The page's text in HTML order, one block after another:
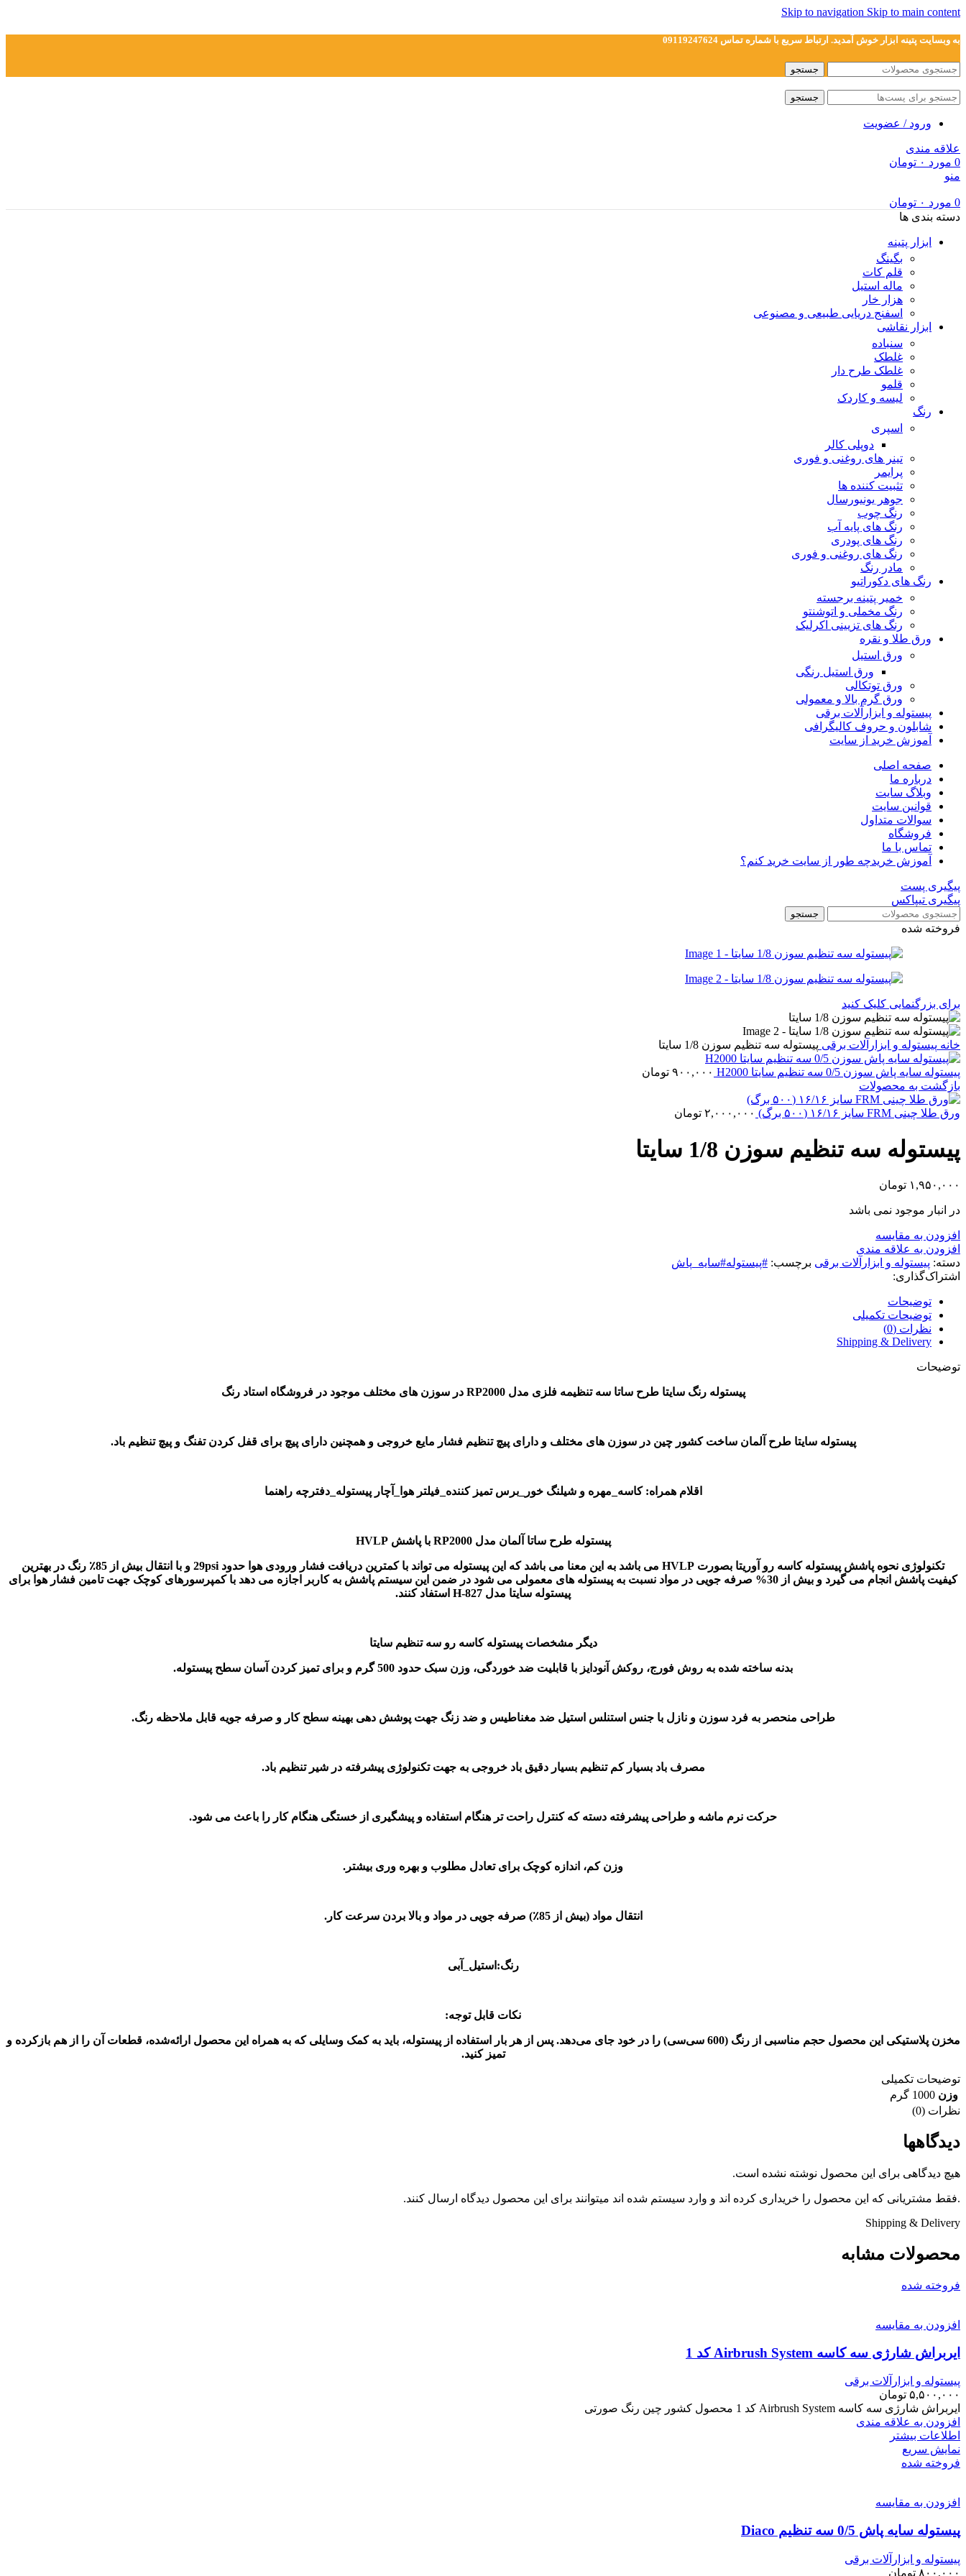
Skip to navigation Skip to main content
به وبسایت پتینه ابزار خوش آمدید. ارتباط سریع با شماره تماس 09119247624
جستجو
جستجو
ورود / عضویت
علاقه مندی
0 مورد ۰ تومان
منو
0 مورد ۰ تومان
دسته بندی ها
ابزار پتینه
بگینگ
قلم کات
ماله استیل
هزار خار
اسفنج دریایی طبیعی و مصنوعی
ابزار نقاشی
سنباده
غلطک
غلطک طرح دار
قلمو
لیسه و کاردک
رنگ
اسپری
دوپلی کالر
تینر های روغنی و فوری
پرایمر
تثبیت کننده ها
جوهر یونیورسال
رنگ چوب
رنگ‌ های پایه آب
رنگ های پودری
رنگ‌ های روغنی و فوری
مادر رنگ
رنگ های دکوراتیو
خمیر پتینه برجسته
رنگ مخملی و اتوشنتو
رنگ های تزیینی اکرلیک
ورق طلا و نقره
ورق استیل
ورق استیل رنگی
ورق توتکالی
ورق گرم بالا و معمولی
پیستوله و ابزارآلات برقی
شابلون و حروف کالیگرافی
آموزش خرید از سایت
صفحه اصلی
درباره ما
وبلاگ سایت
قوانین سایت
سوالات متداول
فروشگاه
تماس با ما
آموزش خریدچه طور از سایت خرید کنم؟
پیگیری پست
پیگیری تیپاکس
جستجو
فروخته شده
برای بزرگنمایی کلیک کنید
خانه پیستوله و ابزارآلات برقی پیستوله سه تنظیم سوزن 1/8 سایتا
پیستوله سایه پاش سوزن 0/5 سه تنظیم سایتا H2000 ۹۰۰,۰۰۰ تومان
بازگشت به محصولات
ورق طلا چینی FRM سایز ۱۶/۱۶ (۵۰۰ برگ) ۲,۰۰۰,۰۰۰ تومان
پیستوله سه تنظیم سوزن 1/8 سایتا
۱,۹۵۰,۰۰۰ تومان
در انبار موجود نمی باشد
افزودن به مقایسه
افزودن به علاقه مندی
دسته: پیستوله و ابزارآلات برقی برچسب: #پیستوله#سایه_پاش
اشتراک‌گذاری:
توضیحات
توضیحات تکمیلی
نظرات (0)
Shipping & Delivery
توضیحات
پیستوله رنگ سایتا طرح ساتا سه تنظیمه فلزی مدل RP2000 در سوزن های مختلف موجود در فروشگاه استاد رنگ
پیستوله سایتا طرح آلمان ساخت کشور چین در سوزن های مختلف و دارای پیچ تنظیم فشار مایع خروجی و همچنین دارای پیچ برای قفل کردن تفنگ و پیچ تنظیم باد.
اقلام همراه: کاسه_مهره و شیلنگ خور_برس تمیز کننده_فیلتر هوا_آچار پیستوله_دفترچه راهنما
پیستوله طرح ساتا آلمان مدل RP2000 با پاشش HVLP
تکنولوژی نحوه پاشش پیستوله کاسه رو آوریتا بصورت HVLP می باشد به این معنا می باشد که این پیستوله می تواند با کمترین دریافت فشار ورودی هوا حدود 29psi و با انتقال بیش از 85٪ رنگ در بهترین
کیفیت پاشش انجام می گیرد و بیش از 30% صرفه جویی در مواد نسبت به پیستوله های معمولی می شود در ضمن این سیستم پاشش به کاربر اجازه می دهد با کمپرسورهای کوچک جهت تامین فشار هوا برای
پیستوله سایتا مدل H-827 استفاد کنند.
دیگر مشخصات پیستوله کاسه رو سه تنظیم سایتا
بدنه ساخته شده به روش فورج، روکش آنودایز با قابلیت ضد خوردگی، وزن سبک حدود 500 گرم و برای تمیز کردن آسان سطح پیستوله.
طراحی منحصر به فرد سوزن و نازل با جنس استنلس استیل ضد مغناطیس و ضد زنگ جهت پوشش دهی بهینه سطح کار و صرفه جویه قابل ملاحظه رنگ.
مصرف باد بسیار کم تنظیم بسیار دقیق باد خروجی به جهت تکنولوژی پیشرفته در شیر تنظیم باد.
حرکت نرم ماشه و طراحی پیشرفته دسته که کنترل راحت تر هنگام استفاده و پیشگیری از خستگی هنگام کار را باعث می شود.
وزن کم، اندازه کوچک برای تعادل مطلوب و بهره وری بیشتر.
انتقال مواد (بیش از 85٪) صرفه جویی در مواد و بالا بردن سرعت کار.
رنگ:استیل_آبی
نکات قابل توجه:
مخزن پلاستیکی این محصول حجم مناسبی از رنگ (600 سی‌سی) را در خود جای می‌دهد. پس از هر بار استفاده از پیستوله، باید به کمک وسایلی که به همراه این محصول ارائه‌شده، قطعات آن را از هم بازکرده و
تمیز کنید.
توضیحات تکمیلی
وزن 1000 گرم
نظرات (0)
دیدگاهها
هیچ دیدگاهی برای این محصول نوشته نشده است.
.فقط مشتریانی که این محصول را خریداری کرده اند و وارد سیستم شده اند میتوانند برای این محصول دیدگاه ارسال کنند.
Shipping & Delivery
محصولات مشابه
فروخته شده
افزودن به مقایسه
ایربراش شارژی سه کاسه Airbrush System کد 1
پیستوله و ابزارآلات برقی
۵,۵۰۰,۰۰۰ تومان
ایربراش شارژی سه کاسه Airbrush System کد 1 محصول کشور چین رنگ صورتی
افزودن به علاقه مندی
اطلاعات بیشتر
نمایش سریع
فروخته شده
افزودن به مقایسه
پیستوله سایه پاش 0/5 سه تنظیم Diaco
پیستوله و ابزارآلات برقی
۸۰۰,۰۰۰ تومان